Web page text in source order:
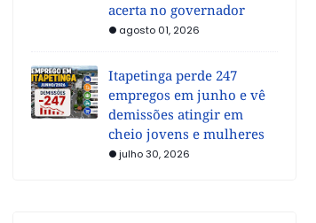
acerta no governador
agosto 01, 2026
Itapetinga perde 247
empregos em junho e vê
demissões atingir em
cheio jovens e mulheres
julho 30, 2026